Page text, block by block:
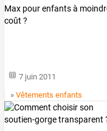
7 juin 2011
»Vêtements enfants